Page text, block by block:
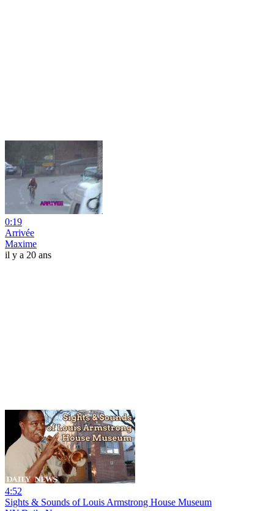
0:19
Arrivée
Maxime
il y a 20 ans
4:52
Sights & Sounds of Louis Armstrong House Museum